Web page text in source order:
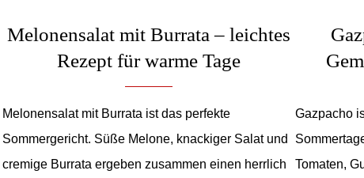
Melonensalat mit Burrata – leichtes
Rezept für warme Tage
Melonensalat mit Burrata ist das perfekte
Sommergericht. Süße Melone, knackiger Salat und
cremige Burrata ergeben zusammen einen herrlich
Gazpacho
Tomaten,